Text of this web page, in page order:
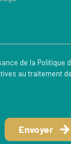
de la Politique
au traitement
Envoyer